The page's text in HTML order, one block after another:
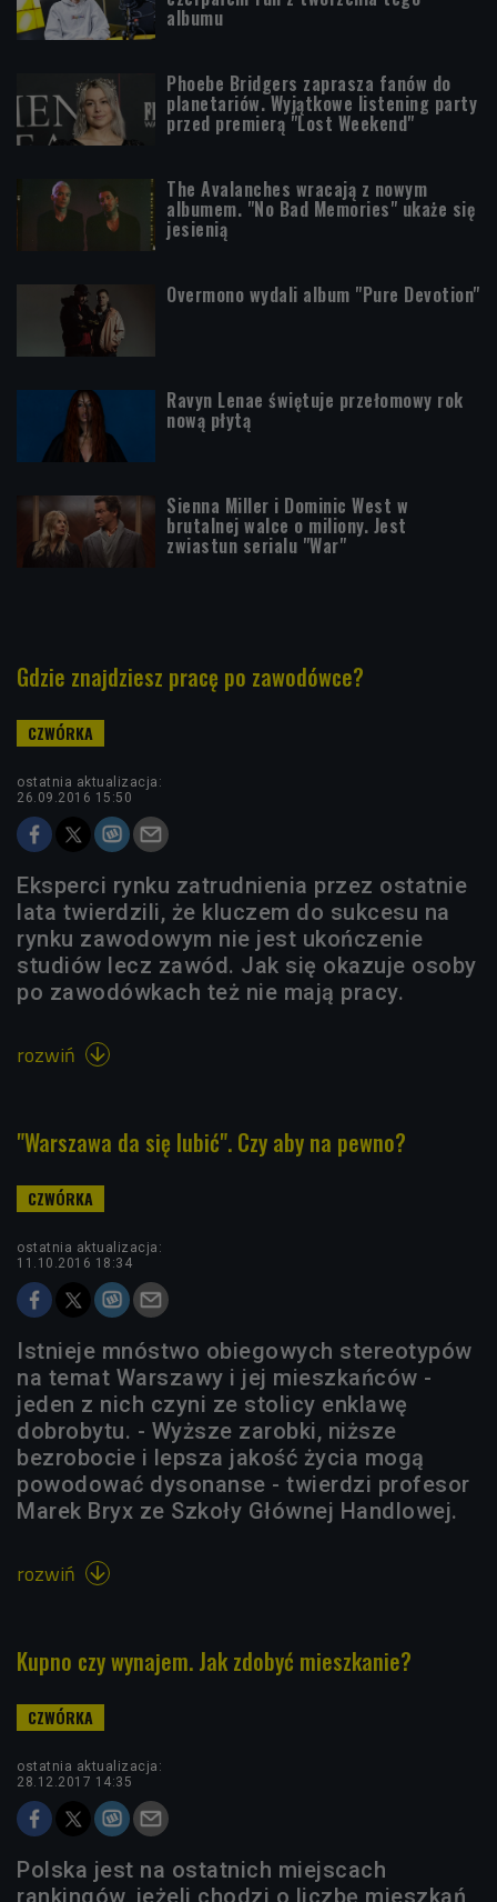
albumu
Phoebe Bridgers zaprasza fanów do
planetariów. Wyjątkowe listening party
przed premierą "Lost Weekend"
The Avalanches wracają z nowym
albumem. "No Bad Memories" ukaże się
jesienią
Overmono wydali album "Pure Devotion"
Ravyn Lenae świętuje przełomowy rok
nową płytą
Sienna Miller i Dominic West w
brutalnej walce o miliony. Jest
zwiastun serialu "War"
Gdzie znajdziesz pracę po zawodówce?
ostatnia aktualizacja:
26.09.2016 15:50
Eksperci rynku zatrudnienia przez ostatnie
lata twierdzili, że kluczem do sukcesu na
rynku zawodowym nie jest ukończenie
studiów lecz zawód. Jak się okazuje osoby
po zawodówkach też nie mają pracy.
rozwiń 
"Warszawa da się lubić". Czy aby na pewno?
ostatnia aktualizacja:
11.10.2016 18:34
Istnieje mnóstwo obiegowych stereotypów
na temat Warszawy i jej mieszkańców -
jeden z nich czyni ze stolicy enklawę
dobrobytu. - Wyższe zarobki, niższe
bezrobocie i lepsza jakość życia mogą
powodować dysonanse - twierdzi profesor
Marek Bryx ze Szkoły Głównej Handlowej.
rozwiń 
Kupno czy wynajem. Jak zdobyć mieszkanie?
ostatnia aktualizacja:
28.12.2017 14:35
Polska jest na ostatnich miejscach